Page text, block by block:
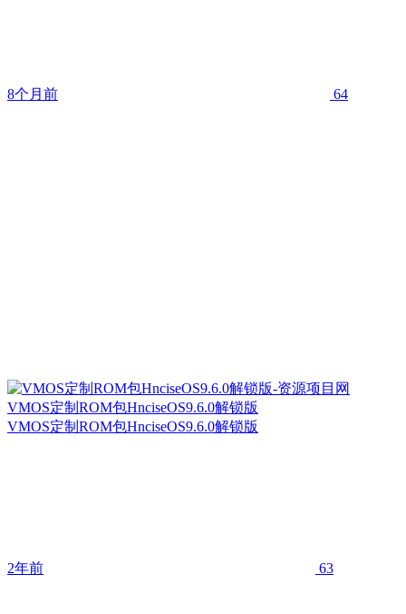
8个月前 64
VMOS定制ROM包HnciseOS9.6.0解锁版
VMOS定制ROM包HnciseOS9.6.0解锁版
2年前 63